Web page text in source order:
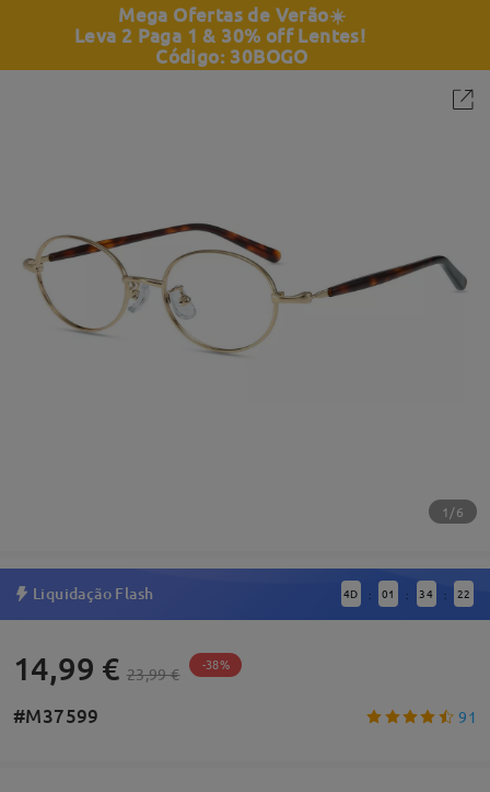
Mega Ofertas de Verão☀️
Leva 2 Paga 1 & 30% off Lentes!
Código: 30BOGO
1/6
Liquidação Flash 4D : 01 : 34 : 21
14,99 € 23,99 € -38%
#M37599 91